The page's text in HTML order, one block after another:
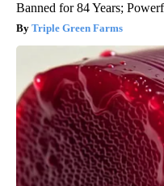
Banned for 84 Years;
Triple Green Farms